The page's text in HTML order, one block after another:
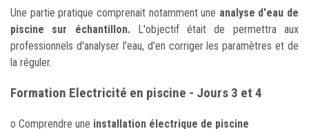
Une partie pratique comprenait notamment une analyse d'eau de
piscine sur échantillon. L'objectif était de permettra aux
professionnels d'analyser l'eau, d'en corriger les paramètres et de
la réguler.
Formation Electricité en piscine - Jours 3 et 4
o Comprendre une installation électrique de piscine